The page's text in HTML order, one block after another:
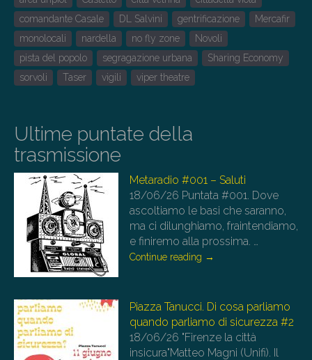
comandante Casale
DL Salvini gentrificazione
Mercafir
monolocali
nardella no fly zone
Novoli
pista del popolo
segragazione urbana
Sharing Economy
sorvoli
Taser vigili viper theatre
Ultime puntate della
trasmissione
Metaradio #001 – Saluti
18/06/26 Puntata #001. Dove
ascoltiamo le basi che saranno,
ma ci dilunghiamo, fraintendiamo,
e finiremo alla prossima. …
Continue reading →
Piazza Tanucci. Di cosa parliamo
quando parliamo di sicurezza #2
18/06/26 "Firenze la città
insicura"Matteo Magni (Unifi). Il